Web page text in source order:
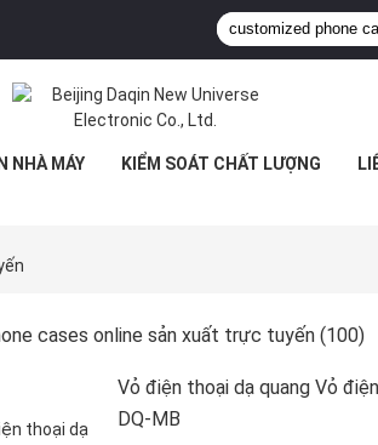
NHÀ MÁY KIỂM SOÁT CHẤT LƯỢNG
cases online sản xuất trực tuyến (100)
Vỏ điện thoại dạ quang Vỏ
DQ-MB